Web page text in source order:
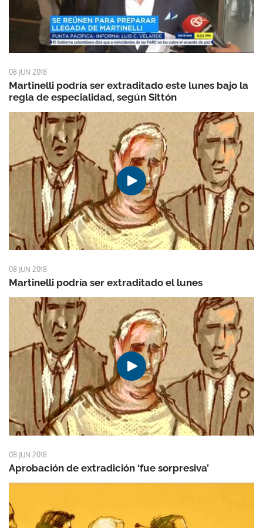
08 JUN 2018
Martinelli podría ser extraditado este lunes bajo la
regla de especialidad, según Sittón
08 JUN 2018
Martinelli podría ser extraditado el lunes
08 JUN 2018
Aprobación de extradición ‘fue sorpresiva’